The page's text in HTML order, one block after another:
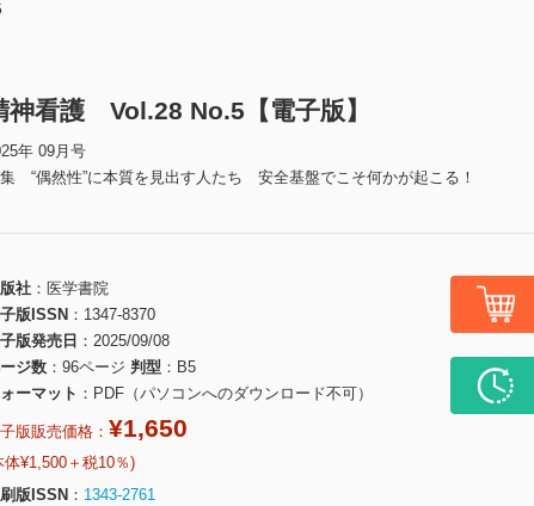
神看護 Vol.28 No.5【電子版】
年 09月号
“偶然性”に本質を見出す人たち 安全基盤でこそ何かが起こる！
社
医学書院
版ISSN
1347-8370
版発売日
2025/09/08
ジ数
96ページ 判型
B5
ーマット
PDF（パソコンへのダウンロード不可）
版販売価格： ¥1,650
体¥1,500＋税10％)
版ISSN
1343-2761